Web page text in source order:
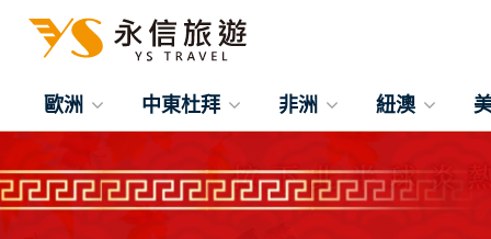
歐洲 中東杜拜 非洲 紐澳